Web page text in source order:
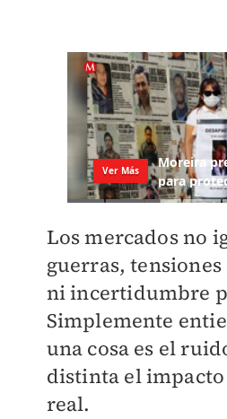
Los mercados no
guerras,
ni incertidumbre
Simplemente
una cosa es el
distinta el
real.